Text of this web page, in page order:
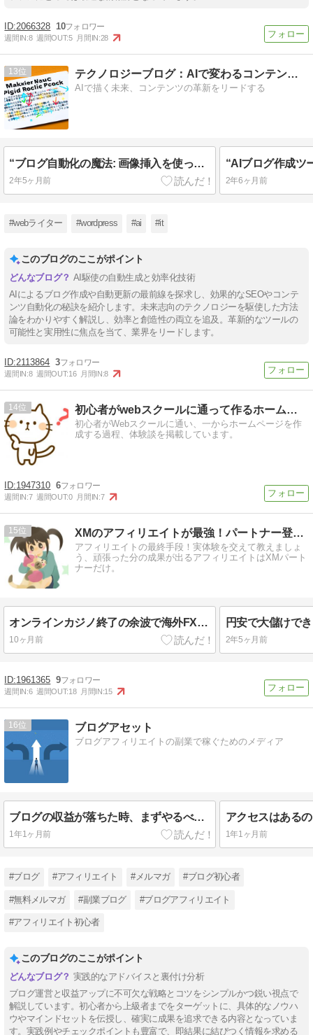
2066328 10
週間IN:8 週間OUT:5 月間IN:28
13 テクノロジーブログ：AIで変わるコンテンツ制作
AIで描く未来、コンテンツの革新をリードする
“ブログ自動化の魔法: 画像挿入を使ってコンテンツを次のレベルへ引き上げる方法”
2年5ヶ月前 2年6ヶ月前
#webライター #wordpress #ai #it
このブログのここがポイント
AI駆使の自動生成と効率化技術
AIによるブログ作成や自動更新の最前線を探求し、効果的なSEOやコンテ
ンツ自動化の秘訣を紹介します。未来志向のテクノロジーを駆使した方法
論をわかりやすく解説し、効率と創造性の両立を追及。革新的なツールの
可能性と実用性に焦点を当て、業界をリードします。
2113864 3
週間IN:8 週間OUT:16 月間IN:8
14 初心者がwebスクールに通って作るホームページ
初心者がWebスクールに通い、一からホームページを作
成する過程、体験談を掲載しています。
1947310 6
週間IN:7 週間OUT:0 月間IN:7
15 XMのアフィリエイトが最強！パートナー登録した瞬間に人生が…
アフィリエイトの最終手段！実体験を交えて教えましょ
う、頑張った分の成果が出るアフィリエイトはXMパート
ナーだけ。
オンラインカジノ終了の余波で海外FXアフィリエイトも終了。
10ヶ月前 2年5ヶ月前
1961365 9
週間IN:6 週間OUT:18 月間IN:15
16 ブログアセット
ブログアフィリエイトの副業で稼ぐためのメディア
ブログの収益が落ちた時、まずやるべき王道の1手
1年1ヶ月前
アクセスはある
1年1ヶ月前
#ブログ #アフィリエイト #メルマガ #ブログ初心者
#無料メルマガ #副業ブログ #ブログアフィリエイト
#アフィリエイト初心者
このブログのここがポイント
実践的なアドバイスと裏付け分析
ブログ運営と収益アップに不可欠な戦略とコツをシンプルかつ鋭い視点で
解説しています。初心者から上級者までをターゲットに、具体的なノウハ
ウやマインドセットを伝授し、確実に成果を追求できる内容となっていま
す。実践例やチェックポイントも豊富で、即結果に結びつく情報を求める